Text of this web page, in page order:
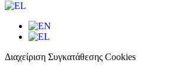
Διαχείριση Συγκατάθεσης Cookies